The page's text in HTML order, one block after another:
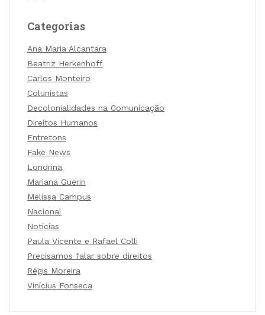
Categorias
Ana Maria Alcantara
Beatriz Herkenhoff
Carlos Monteiro
Colunistas
Decolonialidades na Comunicação
Direitos Humanos
Entretons
Fake News
Londrina
Mariana Guerin
Melissa Campus
Nacional
Notícias
Paula Vicente e Rafael Colli
Precisamos falar sobre direitos
Régis Moreira
Vinícius Fonseca